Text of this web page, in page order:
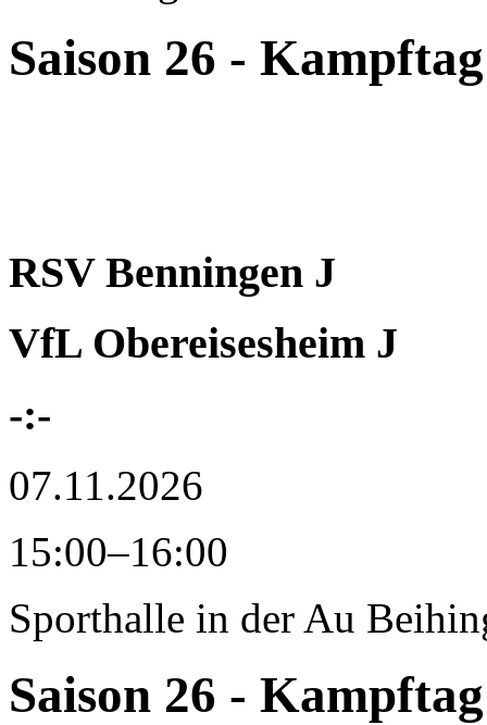
Saison 26 -
RSV Benningen J
VfL Obereisesheim J
-:-
07.11.2026
15:00–16:00
Sporthalle in der Au
Saison 26 -